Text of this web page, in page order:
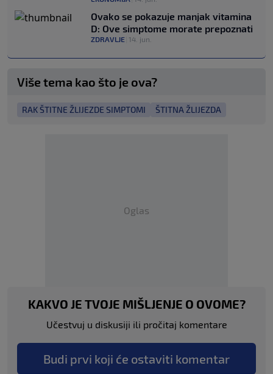
Ovako se pokazuje manjak vitamina
D: Ove simptome morate prepoznati
ZDRAVLJE 14. jun.
Više tema kao što je ova?
RAK ŠTITNE ŽLIJEZDE SIMPTOMI ŠTITNA ŽLIJEZDA
Oglas
KAKVO JE TVOJE MIŠLJENJE O OVOME?
Učestvuj u diskusiji ili pročitaj komentare
Budi prvi koji će ostaviti komentar